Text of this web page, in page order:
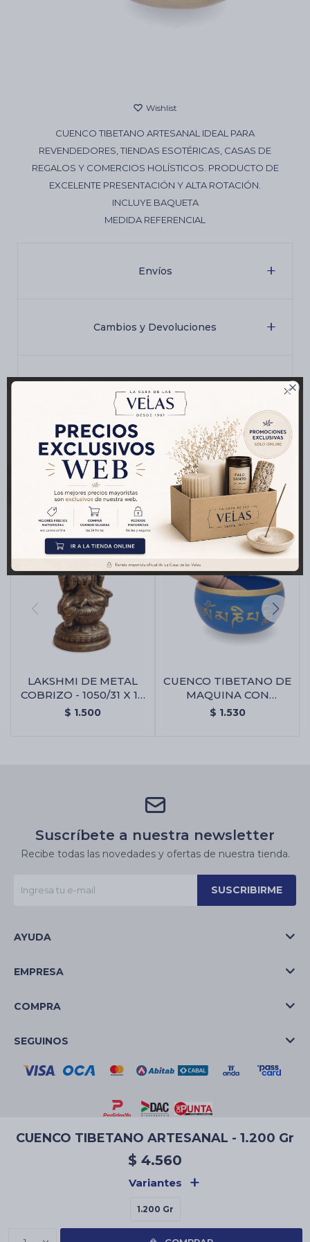

CUENCO TIBETANO ARTESANAL - 1.200 Gr
$ 4.560
Variantes
1.200 Gr
CUENCO TIBETANO ARTESANAL IDEAL PARA
REVENDEDORES, TIENDAS ESOTÉRICAS, CASAS DE
REGALOS Y COMERCIOS HOLÍSTICOS. PRODUCTO DE
EXCELENTE PRESENTACIÓN Y ALTA ROTACIÓN.
INCLUYE BAQUETA
MEDIDA REFERENCIAL
Envíos
Cambios y Devoluciones
Medios de pago
Productos que te pueden interesar
LAKSHMI DE METAL
COBRIZO - 1050/31 X 16
CM - Lakshmi De Metal
$ 1.500
CUENCO TIBETANO DE
MAQUINA CON
BAQUETA - 1.000 Gr
$ 1.530
Suscríbete a nuestra newsletter
Recibe todas las novedades y ofertas de nuestra tienda.
SUSCRIBIRME
AYUDA
EMPRESA
COMPRA
SEGUINOS
© Copyright 2026 / La Casa de las Velas
Aromatizantes de ambientes